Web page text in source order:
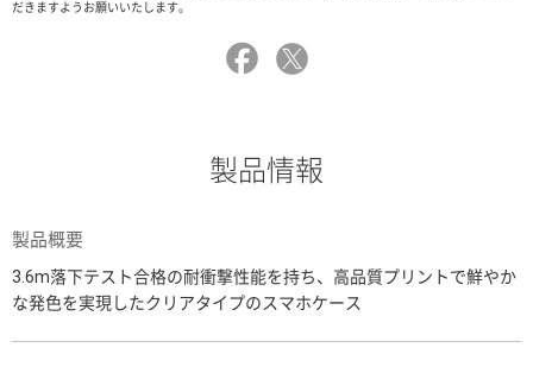
だきますようお願いいたします。
製品情報
製品概要
3.6m落下テスト合格の耐衝撃性能を持ち、高品質プリントで鮮やか
な発色を実現したクリアタイプのスマホケース